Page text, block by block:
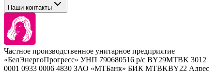
Брови и ресницы
Барберинг
Наборы
Расходные материалы
Concept
Kezy
Barex
Sim Sensitive
Kebren
Selective Professional
White Line
Наши контакты
+ 375 44 7233514
+ 375 29 1649505
Частное производственное унитарное предприятие
«БелЭнергоПрогресс» УНП 790680516 р/с BY29MTBK 3012
0001 0933 0006 4830 ЗАО «МТБанк» БИК MTBKBY22 Адрес